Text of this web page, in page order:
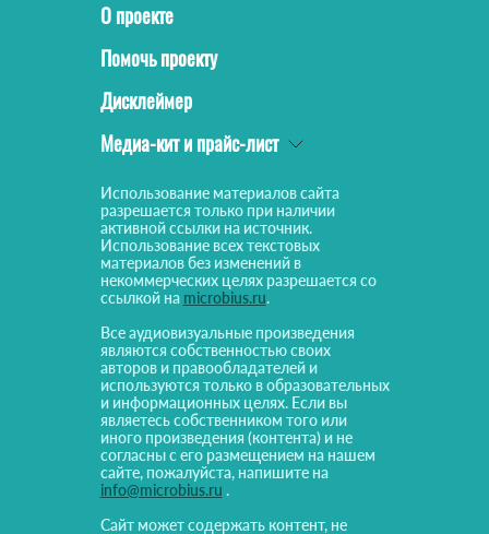
О проекте
Помочь проекту
Дисклеймер
Медиа-кит и прайс-лист
Использование материалов сайта
разрешается только при наличии
активной ссылки на источник.
Использование всех текстовых
материалов без изменений в
некоммерческих целях разрешается со
ссылкой на microbius.ru.
Все аудиовизуальные произведения
являются собственностью своих
авторов и правообладателей и
используются только в образовательных
и информационных целях. Если вы
являетесь собственником того или
иного произведения (контента) и не
согласны с его размещением на нашем
сайте, пожалуйста, напишите на
info@microbius.ru .
Сайт может содержать контент, не